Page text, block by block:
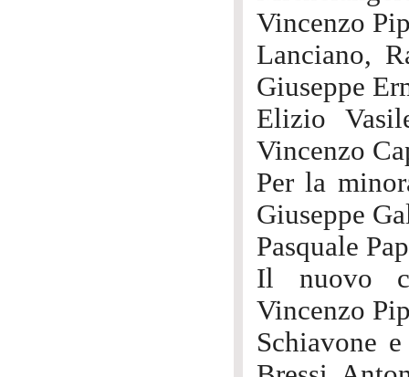
Vincenzo
Lanciano,
Giuseppe
Elizio
Vincenzo
Per la
Giuseppe
Pasquale
Il nuovo
Vincenzo
Schiavone